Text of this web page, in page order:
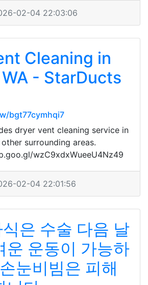
02-04 22:03:06
Cleaning in
- StarDucts
bgt77cymhqi7
dryer vent cleaning service in
surrounding areas.
wzC9xdxWueeU4Nz49
02-04 22:01:56
은 수술 다음 날
운 운동이 가능하
눈비빔은 피해